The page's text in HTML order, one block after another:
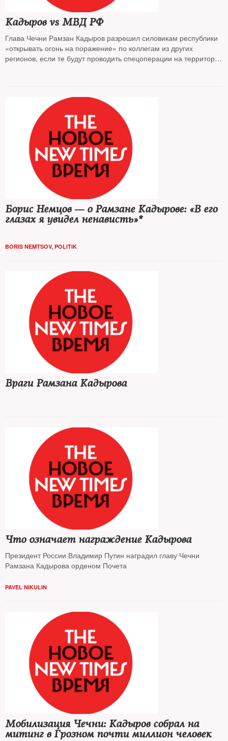
Кадыров vs МВД РФ
Глава Чечни Рамзан Кадыров разрешил силовикам республики
«открывать огонь на поражение» по коллегам из других
регионов, если те будут проводить спецоперации на территории
Борис Немцов — о Рамзане Кадырове: «В его
глазах я увидел ненависть»*
BORIS NEMTSOV, POLITIK
Враги Рамзана Кадырова
Что означает награждение Кадырова
Президент России Владимир Путин наградил главу Чечни
Рамзана Кадырова орденом Почета
PAVEL NIKULIN
Мобилизация Чечни: Кадыров собрал на
митинг в Грозном почти миллион человек